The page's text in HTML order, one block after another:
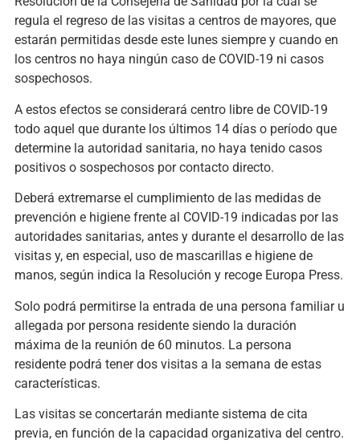
regula el regreso de las visitas a centros de mayores, que
estarán permitidas desde este lunes siempre y cuando en
los centros no haya ningún caso de COVID-19 ni casos
sospechosos.
A estos efectos se considerará centro libre de COVID-19
todo aquel que durante los últimos 14 días o período que
determine la autoridad sanitaria, no haya tenido casos
positivos o sospechosos por contacto directo.
Deberá extremarse el cumplimiento de las medidas de
prevención e higiene frente al COVID-19 indicadas por las
autoridades sanitarias, antes y durante el desarrollo de las
visitas y, en especial, uso de mascarillas e higiene de
manos, según indica la Resolución y recoge Europa Press.
Solo podrá permitirse la entrada de una persona familiar u
allegada por persona residente siendo la duración
máxima de la reunión de 60 minutos. La persona
residente podrá tener dos visitas a la semana de estas
características.
Las visitas se concertarán mediante sistema de cita
previa, en función de la capacidad organizativa del centro.